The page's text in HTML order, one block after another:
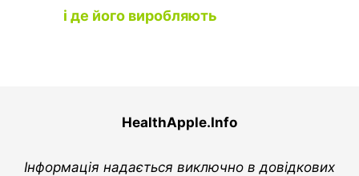
і де його виробляють
HealthApple.Info
Інформація надається виключно в довідкових